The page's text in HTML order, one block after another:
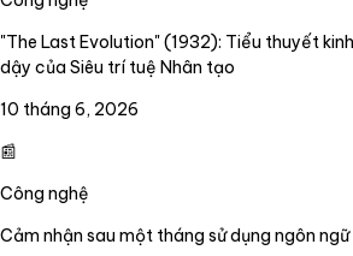
"The Last Evolution" (1932): Tiểu thuyết
dậy của Siêu trí tuệ Nhân tạo
10 tháng 6, 2026
📰
Công nghệ
Cảm nhận sau một tháng sử dụng ngôn